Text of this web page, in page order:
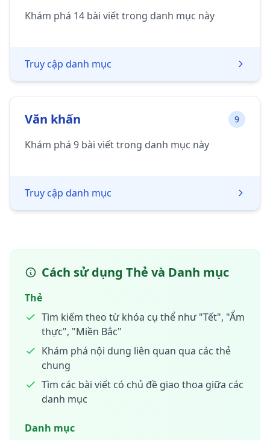
Khám phá 14 bài viết trong danh mục này
Truy cập danh mục
Văn khấn 9
Khám phá 9 bài viết trong danh mục này
Truy cập danh mục
Cách sử dụng Thẻ và Danh mục
Thẻ
Tìm kiếm theo từ khóa cụ thể như "Tết", "Ẩm
thực", "Miền Bắc"
Khám phá nội dung liên quan qua các thẻ
chung
Tìm các bài viết có chủ đề giao thoa giữa các
danh mục
Danh mục